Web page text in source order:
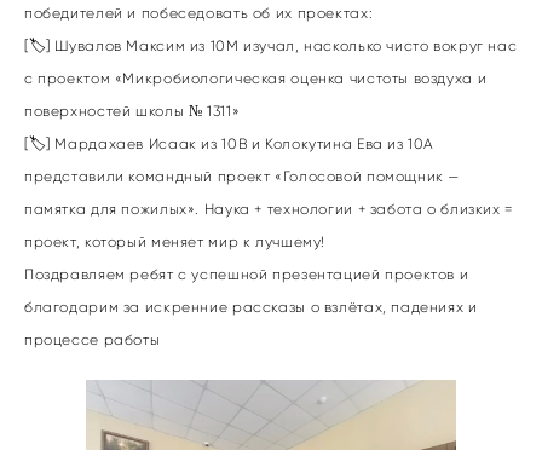
победителей и побеседовать об их проектах:
[🏷️] Шувалов Максим из 10М изучал, насколько чисто вокруг нас
с проектом «Микробиологическая оценка чистоты воздуха и
поверхностей школы № 1311»
[🏷️] Мардахаев Исаак из 10В и Колокутина Ева из 10А
представили командный проект «Голосовой помощник —
памятка для пожилых». Наука + технологии + забота о близких =
проект, который меняет мир к лучшему!
Поздравляем ребят с успешной презентацией проектов и
благодарим за искренние рассказы о взлётах, падениях и
процессе работы